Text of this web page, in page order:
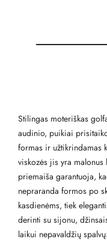
Stilingas moteriškas
audinio, puikiai
formas ir užtikrindamas
viskozės jis yra
priemaiša garantuoja,
nepraranda formos po
kasdienėms, tiek
derinti su sijonu,
laikui nepavaldžių